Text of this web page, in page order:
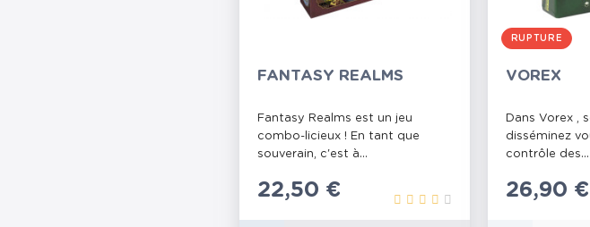
FANTASY REALMS
Fantasy Realms est un jeu
combo-licieux ! En tant que
souverain, c'est à...
Prix
22,50 €
RUPTURE
VOREX
Dans Vorex ,
disséminez
contrôle des...
Prix
26,90 €